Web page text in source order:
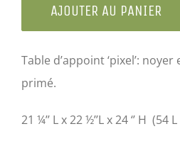
AJOUTER AU PANIER
Table d’appoint ‘pixel’:
primé.
21 ¼’’ L x 22 ½’’L x 24 ‘’ H (54